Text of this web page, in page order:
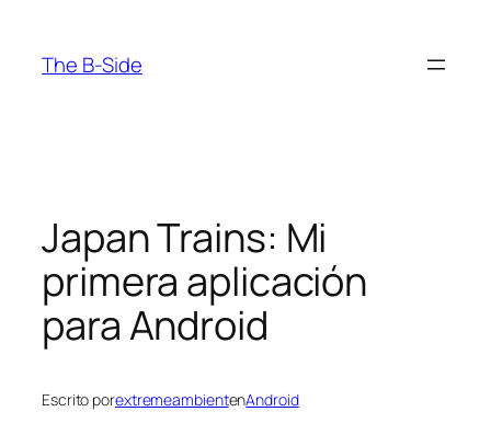
contenido
The B-Side
Japan Trains: Mi
primera aplicación
para Android
Escrito porextremeambientenAndroid